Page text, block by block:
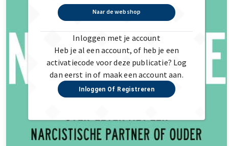
Naar de webshop
Inloggen met je account
Heb je al een account, of heb je een
activatiecode voor deze publicatie? Log
dan eerst in of maak een account aan.
Inloggen Of Registreren